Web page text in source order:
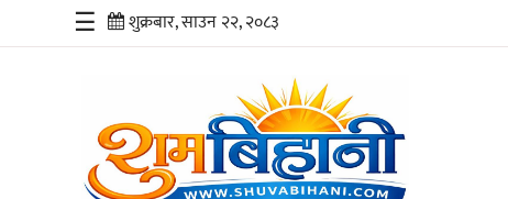
समाचार
☰ शुक्रबार, साउन २२, २०८३